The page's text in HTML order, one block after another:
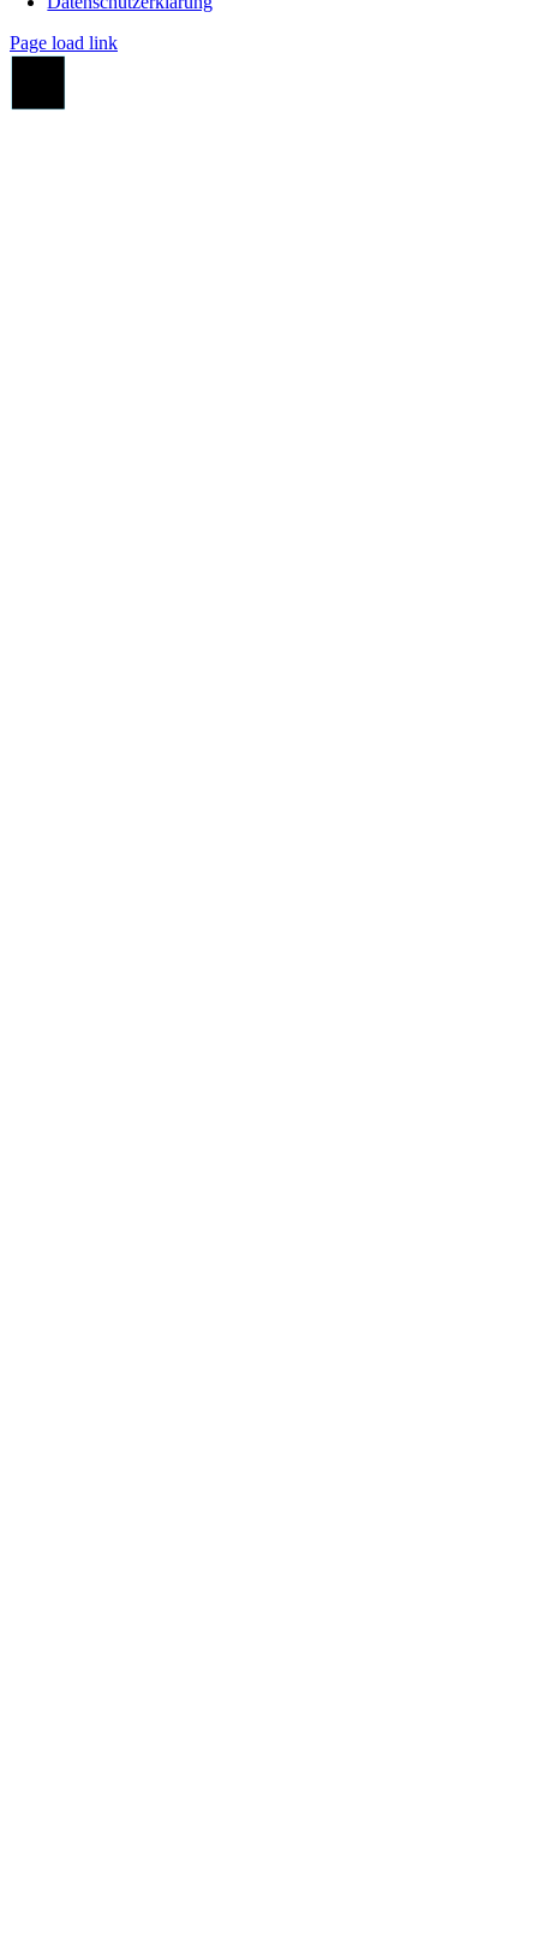
Page load link
Go
Top